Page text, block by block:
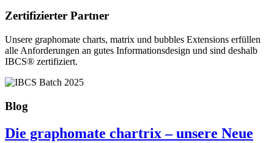
Zertifizierter Partner
Unsere graphomate charts, matrix und bubbles Extensions erfüllen
alle Anforderungen an gutes Informa­tionsdesign und sind deshalb
IBCS® zertifiziert.
Blog
Die graphomate chartrix – unsere Neue